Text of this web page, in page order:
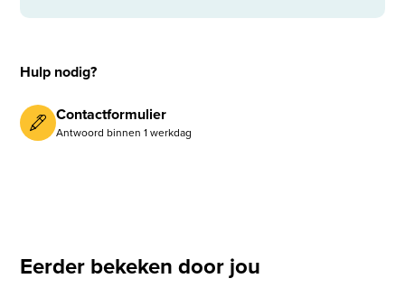
Hulp nodig?
Contactformulier
Antwoord binnen 1 werkdag
Eerder bekeken door jou